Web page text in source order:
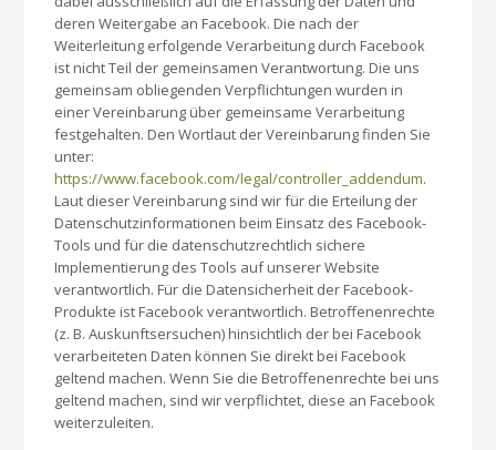
deren Weitergabe an Facebook. Die nach der
Weiterleitung erfolgende Verarbeitung durch Facebook
ist nicht Teil der gemeinsamen Verantwortung. Die uns
gemeinsam obliegenden Verpflichtungen wurden in
einer Vereinbarung über gemeinsame Verarbeitung
festgehalten. Den Wortlaut der Vereinbarung finden Sie
unter:
https://www.facebook.com/legal/controller_addendum.
Laut dieser Vereinbarung sind wir für die Erteilung der
Datenschutzinformationen beim Einsatz des Facebook-
Tools und für die datenschutzrechtlich sichere
Implementierung des Tools auf unserer Website
verantwortlich. Für die Datensicherheit der Facebook-
Produkte ist Facebook verantwortlich. Betroffenenrechte
(z. B. Auskunftsersuchen) hinsichtlich der bei Facebook
verarbeiteten Daten können Sie direkt bei Facebook
geltend machen. Wenn Sie die Betroffenenrechte bei uns
geltend machen, sind wir verpflichtet, diese an Facebook
weiterzuleiten.